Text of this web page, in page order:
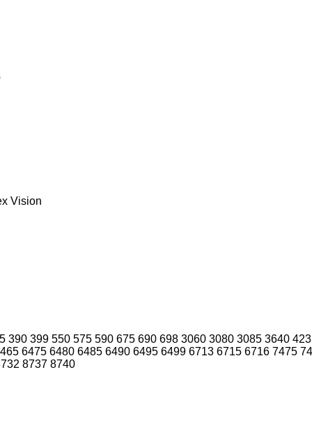
Vision
390 399 550 575 590 675 690 698 3060 3080 3085 3640
6475 6480 6485 6490 6495 6499 6713 6715 6716 7475
8737 8740